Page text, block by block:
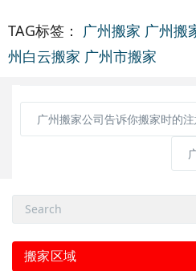
TAG标签： 广州搬家 广州搬
州白云搬家 广州市搬家
广州搬家公司告诉你搬家时的
搬家区域